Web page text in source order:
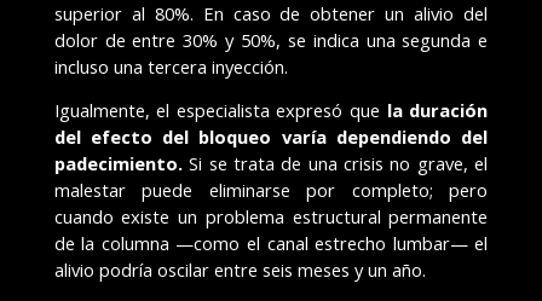
superior al 80%. En caso de obtener un alivio del
dolor de entre 30% y 50%, se indica una segunda e
incluso una tercera inyección.
Igualmente, el especialista expresó que la duración
del efecto del bloqueo varía dependiendo del
padecimiento.Si se trata de una crisis no grave, el
malestar puede eliminarse por completo; pero
cuando existe un problema estructural permanente
de la columna —como el canal estrecho lumbar— el
alivio podría oscilar entre seis meses y un año.